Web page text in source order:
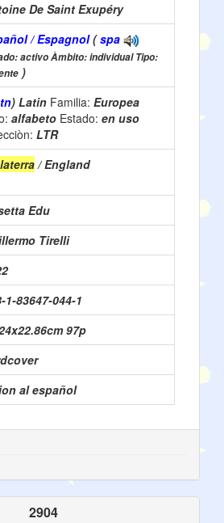
De Saint Exupéry
/ Espagnol(spa
activo Àmbito: individual Tipo:
)
) Latin Familia: Europea
alfabeto Estado: en uso
LTR
/ England
Edu
Tirelli
1-83647-044-1
97p
al español
2904